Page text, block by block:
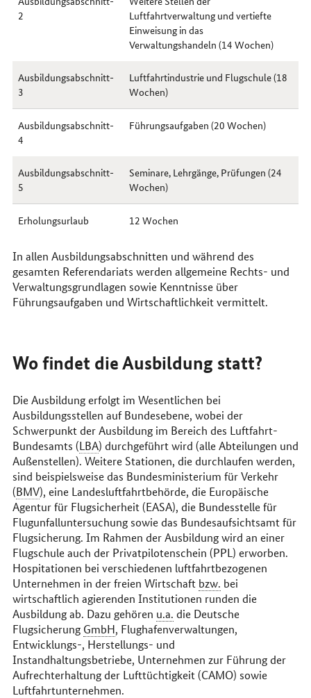
2
Luftfahrtverwaltung und vertiefte
Einweisung in das
Verwaltungshandeln (14 Wochen)
Ausbildungsabschnitt-
3
Luftfahrtindustrie und Flugschule (18
Wochen)
Ausbildungsabschnitt-
4
Führungsaufgaben (20 Wochen)
Ausbildungsabschnitt-
5
Seminare, Lehrgänge, Prüfungen (24
Wochen)
Erholungsurlaub 12 Wochen
In allen Ausbildungsabschnitten und während des
gesamten Referendariats werden allgemeine Rechts- und
Verwaltungsgrundlagen sowie Kenntnisse über
Führungsaufgaben und Wirtschaftlichkeit vermittelt.
Wo findet die Ausbildung statt?
Die Ausbildung erfolgt im Wesentlichen bei
Ausbildungsstellen auf Bundesebene, wobei der
Schwerpunkt der Ausbildung im Bereich des Luftfahrt-
Bundesamts (LBA) durchgeführt wird (alle Abteilungen und
Außenstellen). Weitere Stationen, die durchlaufen werden,
sind beispielsweise das Bundesministerium für Verkehr
(BMV), eine Landesluftfahrtbehörde, die Europäische
Agentur für Flugsicherheit (EASA), die Bundesstelle für
Flugunfalluntersuchung sowie das Bundesaufsichtsamt für
Flugsicherung. Im Rahmen der Ausbildung wird an einer
Flugschule auch der Privatpilotenschein (PPL) erworben.
Hospitationen bei verschiedenen luftfahrtbezogenen
Unternehmen in der freien Wirtschaft bzw. bei
wirtschaftlich agierenden Institutionen runden die
Ausbildung ab. Dazu gehören u.a. die Deutsche
Flugsicherung GmbH, Flughafenverwaltungen,
Entwicklungs-, Herstellungs- und
Instandhaltungsbetriebe, Unternehmen zur Führung der
Aufrechterhaltung der Lufttüchtigkeit (CAMO) sowie
Luftfahrtunternehmen.